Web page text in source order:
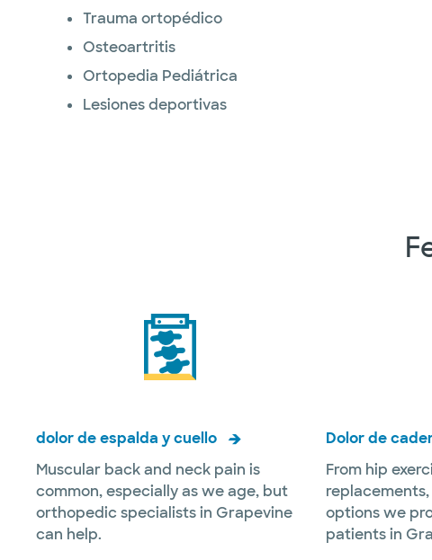
Trauma ortopédico
Osteoartritis
Ortopedia Pediátrica
Lesiones deportivas
dolor de espalda y cuello
Muscular back and neck pain is
common, especially as we age, but
orthopedic specialists in Grapevine
can help.
Dolor de
From hip
options we
patients in